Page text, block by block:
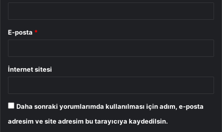
E-posta *
İnternet sitesi
Daha sonraki yorumlarımda kullanılması için adım, e-posta
adresim ve site adresim bu tarayıcıya kaydedilsin.